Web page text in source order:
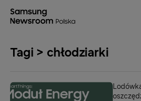
Tagi > chłodziarki